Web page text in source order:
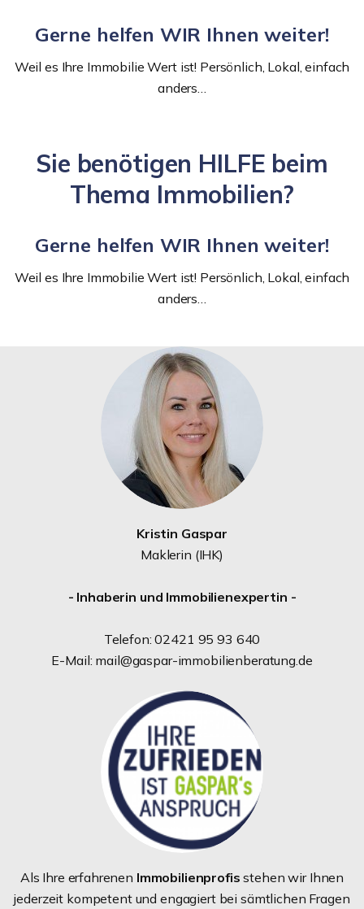
Gerne helfen WIR Ihnen weiter!
Weil es Ihre Immobilie Wert ist! Persönlich, Lokal, einfach
anders…
Sie benötigen HILFE beim
Thema Immobilien?
Gerne helfen WIR Ihnen weiter!
Weil es Ihre Immobilie Wert ist! Persönlich, Lokal, einfach
anders…
Kristin Gaspar
Maklerin (IHK)
- Inhaberin und Immobilienexpertin -
Telefon: 02421 95 93 640
E-Mail: mail@gaspar-immobilienberatung.de
Als Ihre erfahrenen Immobilienprofis stehen wir Ihnen
jederzeit kompetent und engagiert bei sämtlichen Fragen